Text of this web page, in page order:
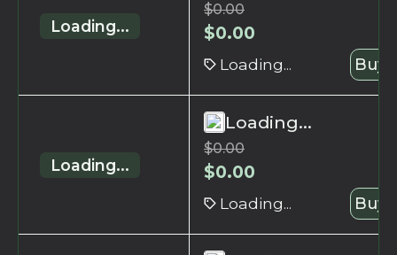
Loading...
$0.00
$0.00
Loading... Buy
Loading...
Loading...
$0.00
$0.00
Loading... Buy